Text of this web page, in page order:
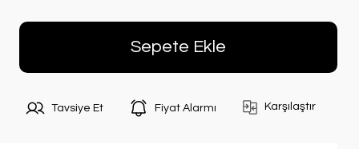
Sepete Ekle
Tavsiye Et Fiyat Alarmı Karşılaştır